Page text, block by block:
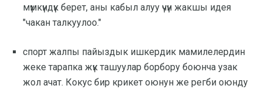
мүмкүндүк берет, аны кабыл алуу үчүн жакшы идея
"чакан талкуулоо."
спорт жалпы пайыздык ишкердик мамилелердин
жеке тарапка жүк ташуулар борбору боюнча узак
жол ачат. Кокус бир крикет оюнун же регби оюнду